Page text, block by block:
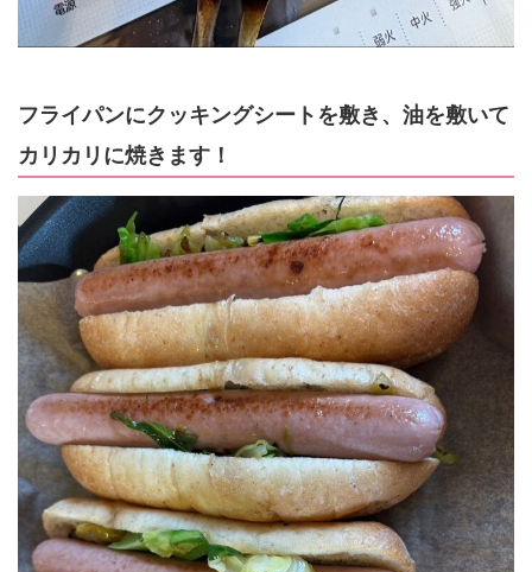
フライパンにクッキングシートを敷き、油を敷いて
カリカリに焼きます！